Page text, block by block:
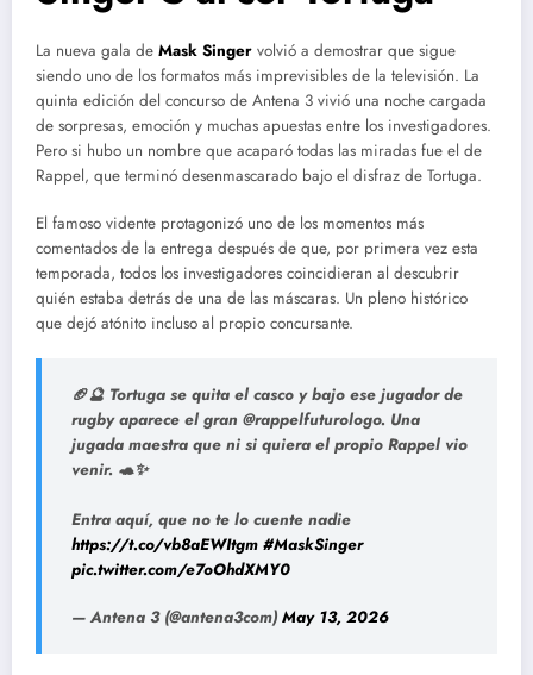
La nueva gala de Mask Singer volvió a demostrar que sigue
siendo uno de los formatos más imprevisibles de la televisión. La
quinta edición del concurso de Antena 3 vivió una noche cargada
de sorpresas, emoción y muchas apuestas entre los investigadores.
Pero si hubo un nombre que acaparó todas las miradas fue el de
Rappel, que terminó desenmascarado bajo el disfraz de Tortuga.
El famoso vidente protagonizó uno de los momentos más
comentados de la entrega después de que, por primera vez esta
temporada, todos los investigadores coincidieran al descubrir
quién estaba detrás de una de las máscaras. Un pleno histórico
que dejó atónito incluso al propio concursante.
🏈🔮 Tortuga se quita el casco y bajo ese jugador de
rugby aparece el gran @rappelfuturologo. Una
jugada maestra que ni si quiera el propio Rappel vio
venir. 🐢✨
Entra aquí, que no te lo cuente nadie
https://t.co/vb8aEWItgm #MaskSinger
pic.twitter.com/e7oOhdXMY0
— Antena 3 (@antena3com) May 13, 2026